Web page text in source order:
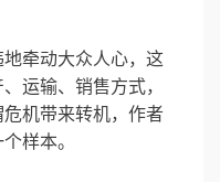
牵动大众人心，这
运输、销售方式，
机带来转机，作者
样本。